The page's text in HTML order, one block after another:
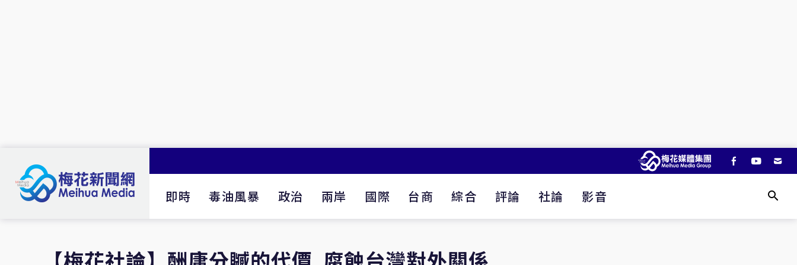
即時 毒油風暴 政治 兩岸 國際 台商 綜合 評論 社論 影音